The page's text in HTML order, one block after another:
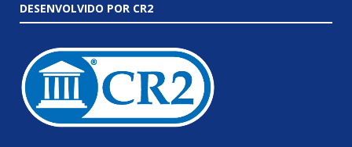
DESENVOLVIDO POR CR2